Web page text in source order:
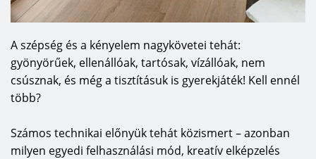
A szépség és a kényelem nagykövetei tehát:
gyönyörűek, ellenállóak, tartósak, vízállóak, nem
csúsznak, és még a tisztításuk is gyerekjáték! Kell ennél
több?
Számos technikai előnyük tehát közismert – azonban
milyen egyedi felhasználási mód, kreatív elképzelés